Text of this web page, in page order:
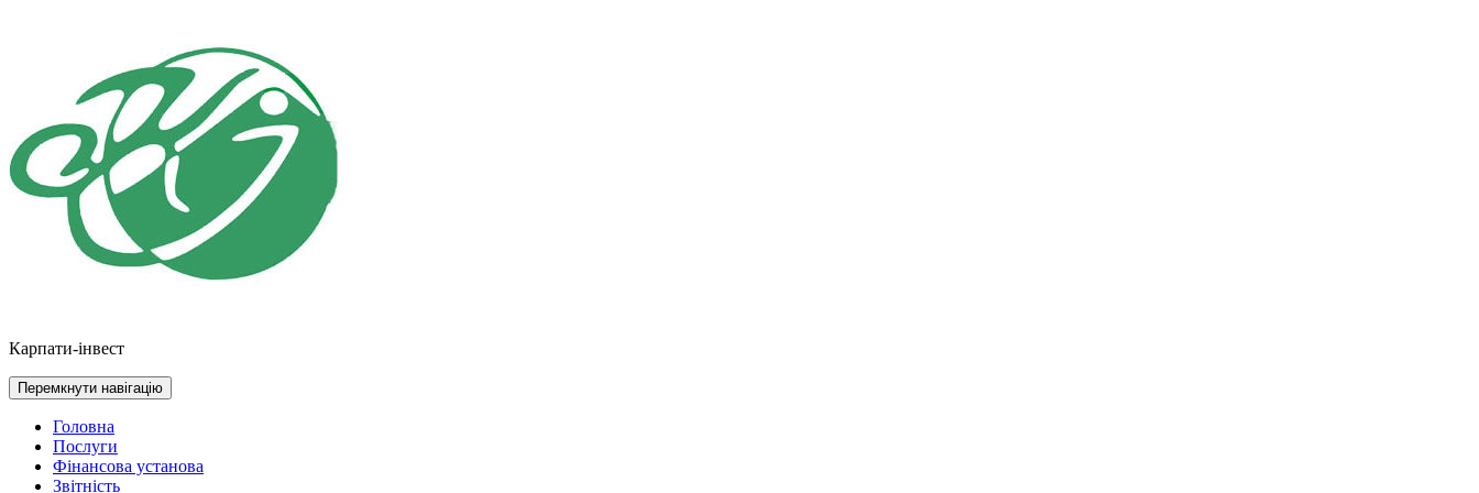
Карпати-інвест
Перемкнути навігацію
Головна
Послуги
Фінансова установа
Звітність